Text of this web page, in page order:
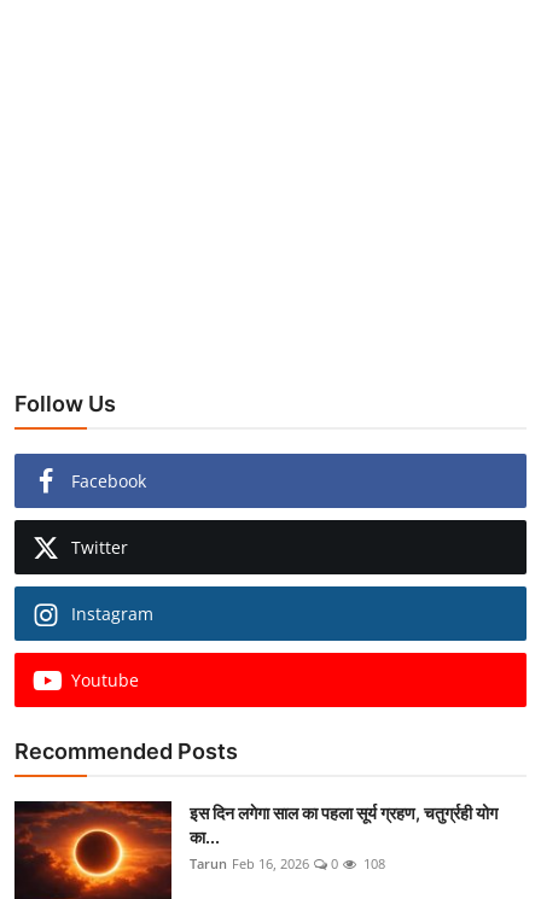
Follow Us
Facebook
Twitter
Instagram
Youtube
Recommended Posts
इस दिन लगेगा साल का पहला सूर्य ग्रहण, चतुर्ग्रही योग
का...
Tarun Feb 16, 2026 0 108